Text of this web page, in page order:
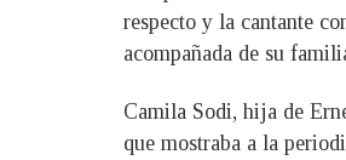
respecto y la cantante
acompañada de su
Camila Sodi, hija de
que mostraba a la